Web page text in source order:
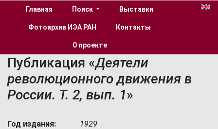
Главная Поиск Выставки
Фотоархив ИЭА РАН Контакты
О проекте
Публикация «Деятели
революционного движения в
России. Т. 2, вып. 1»
Год издания: 1929